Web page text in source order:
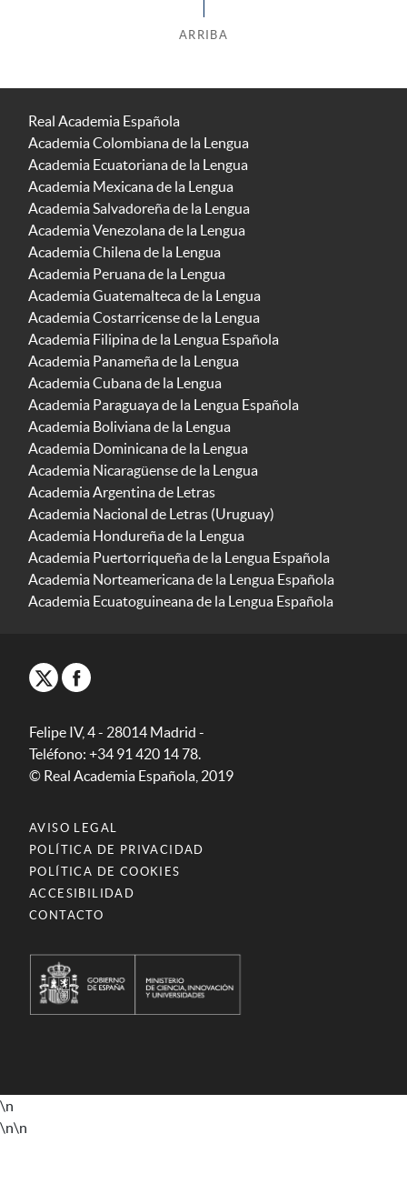
ARRIBA
Real Academia Española
Academia Colombiana de la Lengua
Academia Ecuatoriana de la Lengua
Academia Mexicana de la Lengua
Academia Salvadoreña de la Lengua
Academia Venezolana de la Lengua
Academia Chilena de la Lengua
Academia Peruana de la Lengua
Academia Guatemalteca de la Lengua
Academia Costarricense de la Lengua
Academia Filipina de la Lengua Española
Academia Panameña de la Lengua
Academia Cubana de la Lengua
Academia Paraguaya de la Lengua Española
Academia Boliviana de la Lengua
Academia Dominicana de la Lengua
Academia Nicaragüense de la Lengua
Academia Argentina de Letras
Academia Nacional de Letras (Uruguay)
Academia Hondureña de la Lengua
Academia Puertorriqueña de la Lengua Española
Academia Norteamericana de la Lengua Española
Academia Ecuatoguineana de la Lengua Española
Felipe IV, 4 - 28014 Madrid -
Teléfono: +34 91 420 14 78.
© Real Academia Española, 2019
AVISO LEGAL
POLÍTICA DE PRIVACIDAD
POLÍTICA DE COOKIES
ACCESIBILIDAD
CONTACTO
\n
\n\n